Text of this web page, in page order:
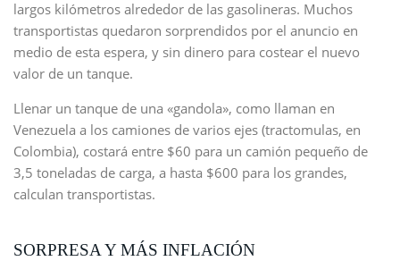
largos kilómetros alrededor de las gasolineras. Muchos
transportistas quedaron sorprendidos por el anuncio en
medio de esta espera, y sin dinero para costear el nuevo
valor de un tanque.
Llenar un tanque de una «gandola», como llaman en
Venezuela a los camiones de varios ejes (tractomulas, en
Colombia), costará entre $60 para un camión pequeño de
3,5 toneladas de carga, a hasta $600 para los grandes,
calculan transportistas.
SORPRESA Y MÁS INFLACIÓN